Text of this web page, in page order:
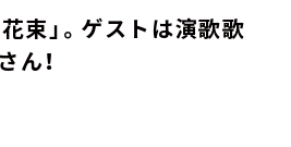
束」。ゲストは演歌歌
ん！